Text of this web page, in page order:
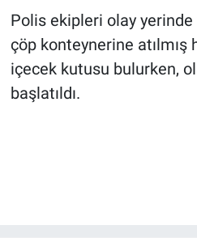
Polis ekipleri olay yerinde
çöp konteynerine
içecek kutusu bulurken,
başlatıldı.